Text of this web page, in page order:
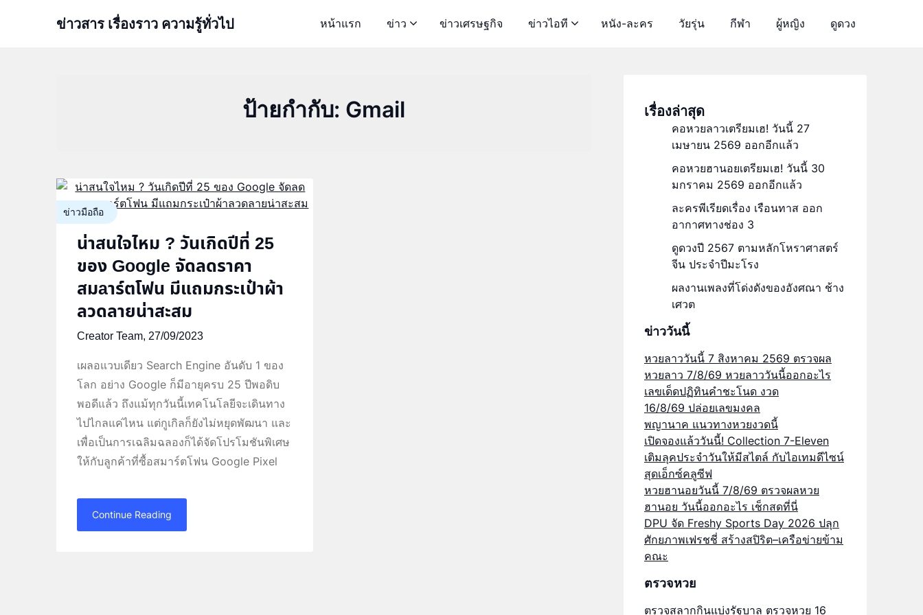
ข่าวสาร เรื่องราว ความรู้ทั่วไป หน้าแรก ข่าว ข่าวเศรษฐกิจ ข่าวไอที หนัง-ละคร วัยรุ่น กีฬา ผู้หญิง ดูดวง
ป้ายกำกับ: Gmail
ข่าวมือถือ
น่าสนใจไหม ? วันเกิดปีที่ 25
ของ Google จัดลดราคา
สมaาร์ตโฟน มีแถมกระเป๋าผ้า
ลวดลายน่าสะสม
Creator Team, 27/09/2023
เผลอแวบเดียว Search Engine อันดับ 1 ของ
โลก อย่าง Google ก็มีอายุครบ 25 ปีพอดิบ
พอดีแล้ว ถึงแม้ทุกวันนี้เทคโนโลยีจะเดินทาง
ไปไกลแค่ไหน แต่กูเกิลก็ยังไม่หยุดพัฒนา และ
เพื่อเป็นการเฉลิมฉลองก็ได้จัดโปรโมชันพิเศษ
ให้กับลูกค้าที่ซื้อสมาร์ตโฟน Google Pixel
Continue Reading
เรื่องล่าสุด
คอหวยลาวเตรียมเฮ! วันนี้ 27
เมษายน 2569 ออกอีกแล้ว
คอหวยฮานอยเตรียมเฮ! วันนี้ 30
มกราคม 2569 ออกอีกแล้ว
ละครพีเรียดเรื่อง เรือนทาส ออก
อากาศทางช่อง 3
ดูดวงปี 2567 ตามหลักโหราศาสตร์
จีน ประจำปีมะโรง
ผลงานเพลงที่โด่งดังของอังศณา ช้าง
เศวต
ข่าววันนี้
หวยลาววันนี้ 7 สิงหาคม 2569 ตรวจผล
หวยลาว 7/8/69 หวยลาววันนี้ออกอะไร
เลขเด็ดปฏิทินคำชะโนด งวด
16/8/69 ปล่อยเลขมงคล
พญานาค แนวทางหวยงวดนี้
เปิดจองแล้ววันนี้! Collection 7-Eleven
เติมลุคประจำวันให้มีสไตล์ กับไอเทมดีไซน์
สุดเอ็กซ์คลูซีฟ
หวยฮานอยวันนี้ 7/8/69 ตรวจผลหวย
ฮานอย วันนี้ออกอะไร เช็กสดที่นี่
DPU จัด Freshy Sports Day 2026 ปลุก
ศักยภาพเฟรชชี่ สร้างสปิริต–เครือข่ายข้าม
คณะ
ตรวจหวย
ตรวจสลากกินแบ่งรัฐบาล ตรวจหวย 16